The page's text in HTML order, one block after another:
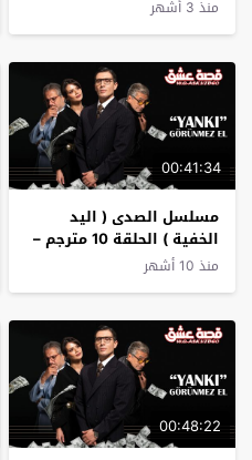
منذ 3 أشهر
00:41:34
مسلسل الصدى ( اليد
الخفية ) الحلقة 10 مترجم –
الأخيرة
منذ 10 أشهر
00:48:22